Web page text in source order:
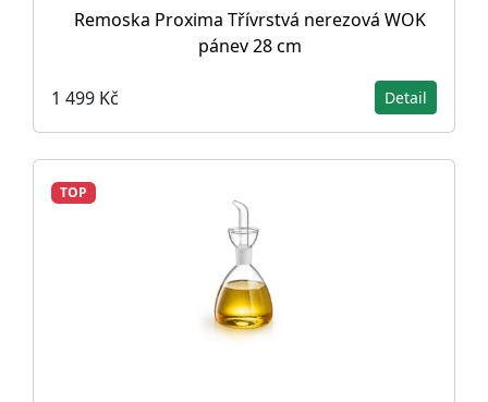
Remoska Proxima Třívrstvá nerezová WOK
pánev 28 cm
1 499 Kč Detail
TOP